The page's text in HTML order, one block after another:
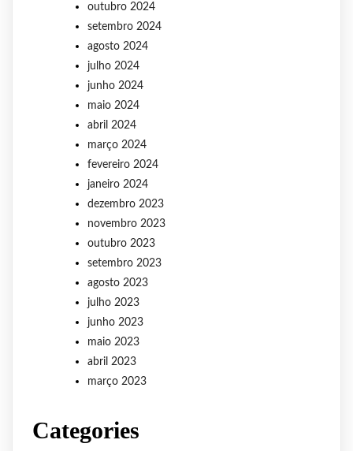
outubro 2024
setembro 2024
agosto 2024
julho 2024
junho 2024
maio 2024
abril 2024
março 2024
fevereiro 2024
janeiro 2024
dezembro 2023
novembro 2023
outubro 2023
setembro 2023
agosto 2023
julho 2023
junho 2023
maio 2023
abril 2023
março 2023
Categories